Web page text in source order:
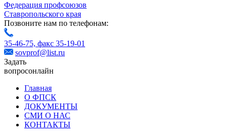
Федерация профсоюзов
Ставропольского края
Позвоните нам по телефонам:
35-46-75, факс 35-19-01
sovprof@list.ru
Задать
вопросонлайн
Главная
О ФПСК
ДОКУМЕНТЫ
СМИ О НАС
КОНТАКТЫ